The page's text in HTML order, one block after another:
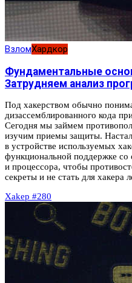
ВзломХардкор
Фундаментальные
Затрудняем анализ
Под хакерством обычно
дизассемблированного кода
Сегодня мы займем
изучим приемы защиты.
в устройстве используемых
функциональной поддержке
и процессора, чтобы
секреты и не стать для хакера
Xakep #280